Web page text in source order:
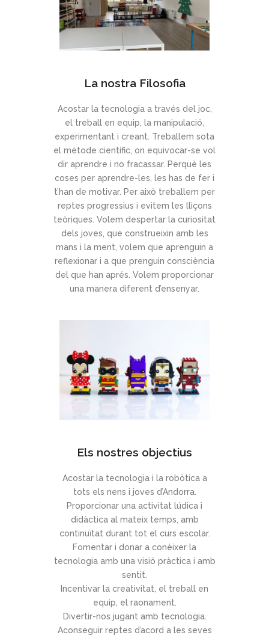
La nostra Filosofia
Acostar la tecnologia a través del joc,
el treball en equip, la manipulació,
experimentant i creant. Treballem sota
el mètode científic, on equivocar-se vol
dir aprendre i no fracassar. Perquè les
coses per aprendre-les, les has de fer i
t’han de motivar. Per això treballem per
reptes progressius i evitem les lliçons
teòriques. Volem despertar la curiositat
dels joves, que construeixin amb les
mans i la ment, volem que aprenguin a
reflexionar i a que prenguin consciència
del que han aprés. Volem proporcionar
una manera diferent d’ensenyar.
Els nostres objectius
Acostar la tecnologia i la robòtica a
tots els nens i joves d’Andorra.
Proporcionar una activitat lúdica i
didàctica al mateix temps, amb
continuïtat durant tot el curs escolar.
Fomentar i donar a conèixer la
tecnologia amb una visió pràctica i amb
sentit.
Incentivar la creativitat, el treball en
equip, el raonament.
Divertir-nos jugant amb tecnologia.
Aconseguir reptes d’acord a les seves